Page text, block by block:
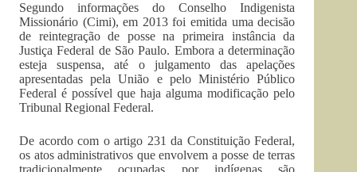
Segundo informações do Conselho Indigenista
Missionário (Cimi), em 2013 foi emitida uma decisão
de reintegração de posse na primeira instância da
Justiça Federal de São Paulo. Embora a determinação
esteja suspensa, até o julgamento das apelações
apresentadas pela União e pelo Ministério Público
Federal é possível que haja alguma modificação pelo
Tribunal Regional Federal.
De acordo com o artigo 231 da Constituição Federal,
os atos administrativos que envolvem a posse de terras